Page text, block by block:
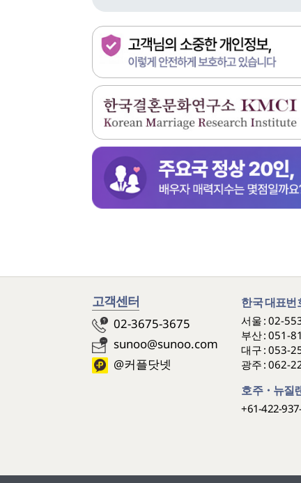
고객센터
02-3675-3675
sunoo@sunoo.com
@커플닷넷
한국 대표번
서울 : 02-
부산 : 051-
대구 : 053-
광주 : 062-
호주・뉴질
+61-422-